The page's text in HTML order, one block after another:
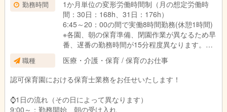
万円
・2年制短大・専門卒：
在籍1年目332万円、2年目361万円、3年目373
万円
・4年生大学卒：月給261,710円
・2年制短大・専門卒：月給255,710円
勤務時間
1か月単位の変形労働時間制（月の想定労働時
間：30日：168h、31日：176h）
6:45～20：00の間で実働8時間勤務(休憩1時間)
※各園、朝の保育準備、閉園作業が異なるため早
番、遅番の勤務時間が15分程度異なります。
シフト例：
・6:45～15:45
・8:00～17:00
・9:00～18:00
・10:00～19:00
職種
医療・介護・保育 / 保育のお仕事
認可保育園における保育士業務をお任せいたします！
⌚1日の流れ（その日によって異なります）
9:00～：勤務開始、朝の受け入れ